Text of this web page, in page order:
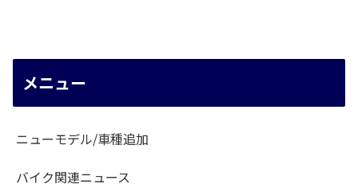
メニュー
ニューモデル/車種追加
バイク関連ニュース